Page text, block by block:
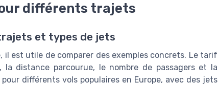
différents trajets
et types de jets
il est utile de comparer des exemples concrets. Le tarif
distance parcourue, le nombre de passagers et la
différents vols populaires en Europe, avec des jets